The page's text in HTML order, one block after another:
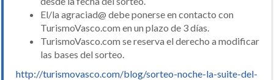
El/la agraciad@ debe ponerse en contacto con
TurismoVasco.com en un plazo de 3 días.
TurismoVasco.com se reserva el derecho a modificar
las bases del sorteo.
http://turismovasco.com/blog/sorteo-noche-la-suite-del-